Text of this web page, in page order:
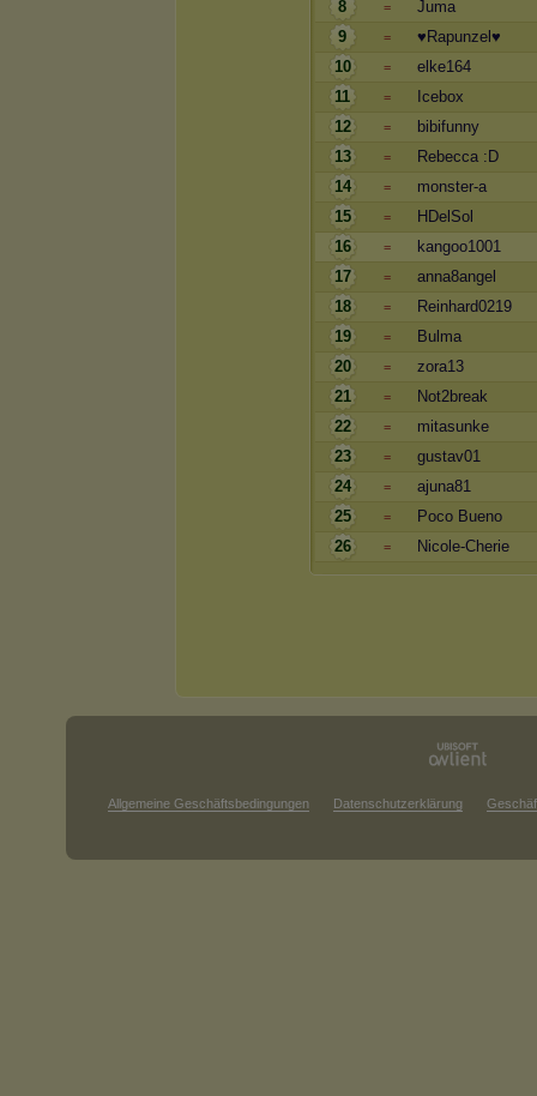
8
=
Juma
9
=
♥Rapunzel♥
10
=
elke164
11
=
Icebox
12
=
bibifunny
13
=
Rebecca :D
14
=
monster-a
15
=
HDelSol
16
=
kangoo1001
17
=
anna8angel
18
=
Reinhard0219
19
=
Bulma
20
=
zora13
21
=
Not2break
22
=
mitasunke
23
=
gustav01
24
=
ajuna81
25
=
Poco Bueno
26
= Nicole-Cherie
Allgemeine Geschäftsbedingungen Datenschutzerklärung